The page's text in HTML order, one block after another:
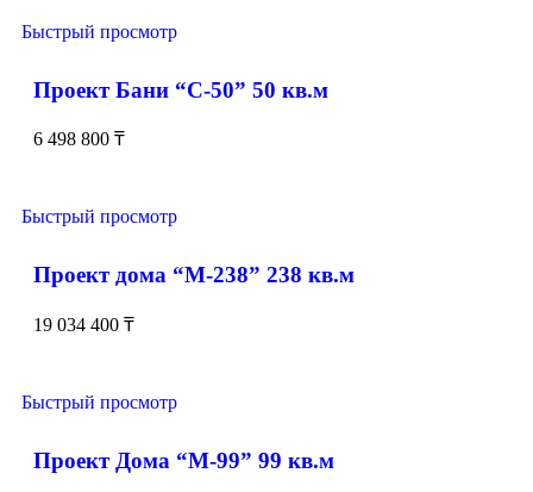
Быстрый просмотр
Проект Бани “С-50” 50 кв.м
6 498 800 ₸
Быстрый просмотр
Проект дома “М-238” 238 кв.м
19 034 400 ₸
Быстрый просмотр
Проект Дома “М-99” 99 кв.м